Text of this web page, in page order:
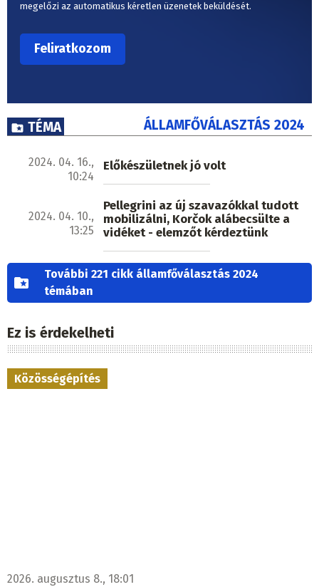
megelőzi az automatikus kéretlen üzenetek beküldését.
TÉMA ÁLLAMFŐVÁLASZTÁS 2024
2024. 04. 16.,
10:24
Előkészületnek jó volt
2024. 04. 10.,
13:25
Pellegrini az új szavazókkal tudott
mobilizálni, Korčok alábecsülte a
vidéket - elemzőt kérdeztünk
További 221 cikk államfőválasztás 2024
témában
Ez is érdekelheti
Közösségépítés
2026. augusztus 8., 18:01